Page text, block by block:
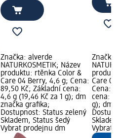
Značka: alverde
NATURKOSMETIK; Název
produktu: rtěnka Color &
Care 04 Berry, 4,6 g; Cena:
89,50 Kč; Základní cena:
4,6 g (19,46 Kč za 1 g); dm
značka grafika;
Dostupnost: Status zelený
Skladem, Status šedý
Vybrat prodejnu dm
Značka:
Care 07
Cena:
cena:
g); dm
Vybrat